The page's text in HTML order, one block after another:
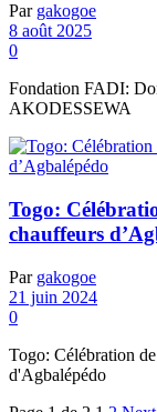
Par gakogoe
8 août 2025
0
Fondation FADI:
AKODESSEWA
Togo:
chauffeurs
Par gakogoe
21 juin 2024
0
Togo: Célébration
d'Agbalépédo